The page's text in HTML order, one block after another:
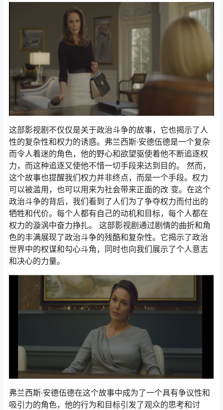
这部影视剧不仅仅是关于政治斗争的故事，它也揭示了人
性的复杂性和权力的诱惑。弗兰西斯·安德伍德是一个复杂
而令人着迷的角色，他的野心和欲望驱使着他不断追逐权
力，而这种追逐又使他不惜一切手段来达到目的。 然而，
这个故事也提醒我们权力并非终点，而是一个手段。权力
可以被滥用，也可以用来为社会带来正面的改 变。在这个
政治斗争的背后，我们看到了人们为了争夺权力而付出的
牺牲和代价。每个人都有自己的动机和目标，每个人都在
权力的漩涡中奋力挣扎。 这部影视剧通过剧情的曲折和角
色的丰满展现了政治斗争的残酷和复杂性。它揭示了政治
世界中的权谋和勾心斗角，同时也向我们展示了个人意志
和决心的力量。
弗兰西斯·安德伍德在这个故事中成为了一个具有争议性和
吸引力的角色，他的行为和目标引发了观众的思考和讨